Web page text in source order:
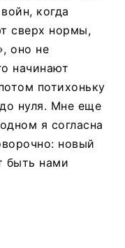
когда
сверх нормы,
оно не
начинают
потихоньку
нуля. Мне еще
я согласна
новый
быть нами